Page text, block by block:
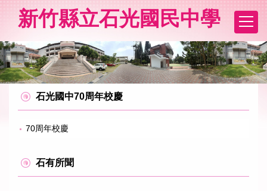
要
內
容
區
新竹縣立石光國民中學
石光國中70周年校慶
70周年校慶
石有所聞